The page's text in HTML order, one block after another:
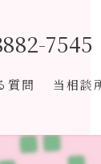
7545
質問 当相談
男性